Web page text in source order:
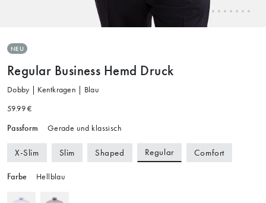
NEU
Regular Business Hemd Druck
Dobby | Kentkragen | Blau
59.99 €
Passform Gerade und klassisch
X-Slim Slim Shaped Regular Comfort
Farbe Hellblau